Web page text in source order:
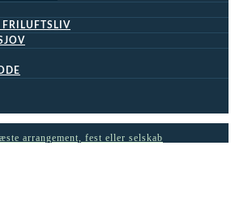
FRILUFTSLIV
arrangement, fest eller selskab